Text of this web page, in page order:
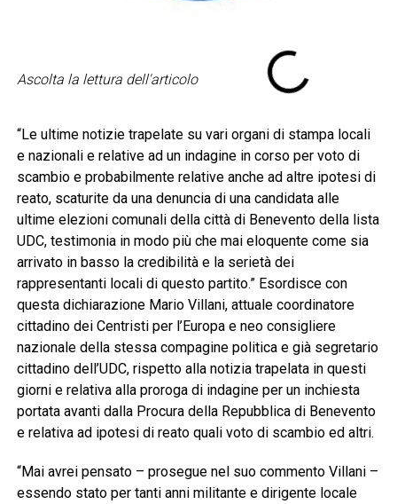
Ascolta la lettura dell'articolo
“Le ultime notizie trapelate su vari organi di stampa locali
e nazionali e relative ad un indagine in corso per voto di
scambio e probabilmente relative anche ad altre ipotesi di
reato, scaturite da una denuncia di una candidata alle
ultime elezioni comunali della città di Benevento della lista
UDC, testimonia in modo più che mai eloquente come sia
arrivato in basso la credibilità e la serietà dei
rappresentanti locali di questo partito.” Esordisce con
questa dichiarazione Mario Villani, attuale coordinatore
cittadino dei Centristi per l’Europa e neo consigliere
nazionale della stessa compagine politica e già segretario
cittadino dell’UDC, rispetto alla notizia trapelata in questi
giorni e relativa alla proroga di indagine per un inchiesta
portata avanti dalla Procura della Repubblica di Benevento
e relativa ad ipotesi di reato quali voto di scambio ed altri.
“Mai avrei pensato – prosegue nel suo commento Villani –
essendo stato per tanti anni militante e dirigente locale